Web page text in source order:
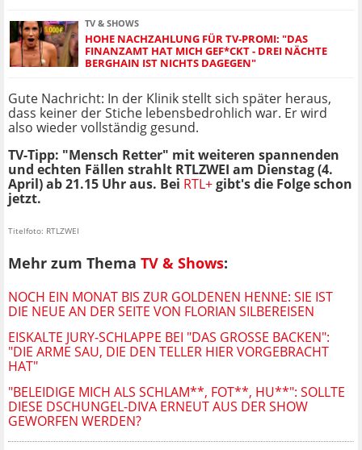
TV & SHOWS
HOHE NACHZAHLUNG FÜR TV-PROMI: "DAS
FINANZAMT HAT MICH GEF*CKT - DREI NÄCHTE
BERGHAIN IST NICHTS DAGEGEN"
Gute Nachricht: In der Klinik stellt sich später heraus,
dass keiner der Stiche lebensbedrohlich war. Er wird
also wieder vollständig gesund.
TV-Tipp: "Mensch Retter" mit weiteren spannenden
und echten Fällen strahlt RTLZWEI am Dienstag (4.
April) ab 21.15 Uhr aus. Bei RTL+gibt's die Folge schon
jetzt.
Titelfoto: RTLZWEI
Mehr zum Thema TV & Shows:
NOCH EIN MONAT BIS ZUR GOLDENEN HENNE: SIE IST
DIE NEUE AN DER SEITE VON FLORIAN SILBEREISEN
EISKALTE JURY-SCHLAPPE BEI "DAS GROSSE BACKEN": "
DIE ARME SAU, DIE DEN TELLER HIER VORGEBRACHT H
AT"
"BELEIDIGE MICH ALS SCHLAM**, FOT**, HU**": SOLLTE
DIESE DSCHUNGEL-DIVA ERNEUT AUS DER SHOW
GEWORFEN WERDEN?